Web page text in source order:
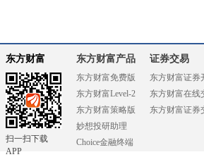
东方财富
扫一扫下载
APP
东方财富产品
东方财富免费版
东方财富Level-2
东方财富策略版
妙想投研助理
Choice金融终端
证券交易
东方财富证券
东方财富在线
东方财富证券